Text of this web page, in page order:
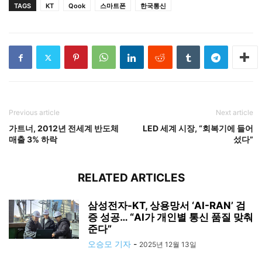
TAGS KT Qook 스마트폰 한국통신
Previous article
가트너, 2012년 전세계 반도체
매출 3% 하락
Next article
LED 세계 시장, “회복기에 들어
섰다”
RELATED ARTICLES
삼성전자-KT, 상용망서 ‘AI-RAN’ 검
증 성공… “AI가 개인별 통신 품질 맞춰
준다”
오승모 기자 - 2025년 12월 13일